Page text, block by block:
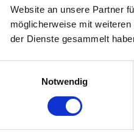
Website an unsere Partner
möglicherweise mit
der Dienste gesammelt
Notwendig
200 Oasis Boy
Merinofasern